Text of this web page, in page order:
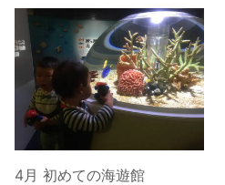
4月 初めての海遊館